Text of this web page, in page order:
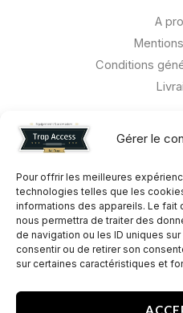
Gérer le
Pour offrir les meilleures
technologies telles que les
informations des appareils. Le fait
nous permettra de traiter des
de navigation ou les ID uniques
consentir ou de retirer son
sur certaines caractéristiques et
A
Conditions
CAESAR